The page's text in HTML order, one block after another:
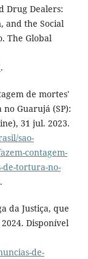
Drug Dealers:
and the Social
The Global
.
de mortes'
Guarujá (SP):
31 jul. 2023.
sao-
contagem-
de-tortura-no-
da Justiça, que
Disponível
de-